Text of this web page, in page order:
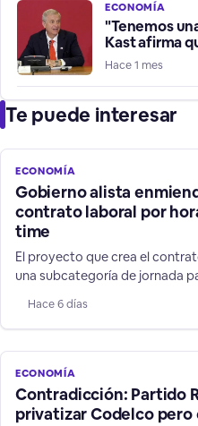
ECONOMÍA
"Tenemos
Kast afirma
más de una
Hace 1 mes
Te puede interesar
ECONOMÍA
Gobierno alista
contrato laboral por
time
El proyecto que crea el
una subcategoría de jornada
cuestionado si el actual
esta propuesta y si la norma
Hace 6 días
ECONOMÍA
Contradicción: Partido
privatizar Codelco